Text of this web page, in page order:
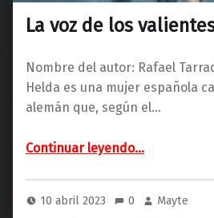
La voz de los
Nombre del autor: Rafael
Helda es una mujer española
alemán que, según el…
Continuar leyendo…
10 abril 2023 0 Mayte